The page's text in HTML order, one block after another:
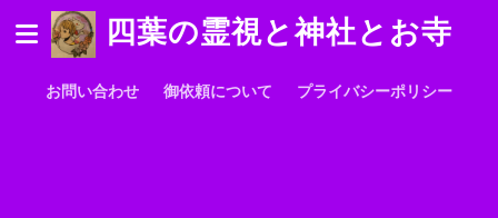
四葉の霊視と神社とお寺
お問い合わせ 御依頼について プライバシーポリシー